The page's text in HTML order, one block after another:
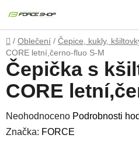
na
obsah
Domů
/ Oblečení / Čepice, kukly,
CORE letní,černo-fluo S-M
Čepička s
CORE
Průměrné
hodnocení
Neohodnoceno Podrobnosti
Značka: FORCE